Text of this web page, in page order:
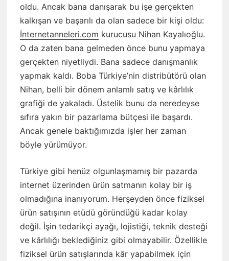
oldu. Ancak bana danışarak bu işe gerçekten
kalkışan ve başarılı da olan sadece bir kişi oldu:
İnternetanneleri.com kurucusu Nihan Kayalıoğlu.
O da zaten bana gelmeden önce bunu yapmaya
gerçekten niyetliydi. Bana sadece danışmanlık
yapmak kaldı. Boba Türkiye’nin distribütörü olan
Nihan, belli bir dönem anlamlı satış ve kârlılık
grafiği de yakaladı. Üstelik bunu da neredeyse
sıfıra yakın bir pazarlama bütçesi ile başardı.
Ancak genele baktığımızda işler her zaman
böyle yürümüyor.
Türkiye gibi henüz olgunlaşmamış bir pazarda
internet üzerinden ürün satmanın kolay bir iş
olmadığına inanıyorum. Herşeyden önce fiziksel
ürün satışının etüdü göründüğü kadar kolay
değil. İşin tedarikçi ayağı, lojistiği, teknik desteği
ve kârlılığı beklediğiniz gibi olmayabilir. Özellikle
fiziksel ürün satışlarında kâr yapabilmek için